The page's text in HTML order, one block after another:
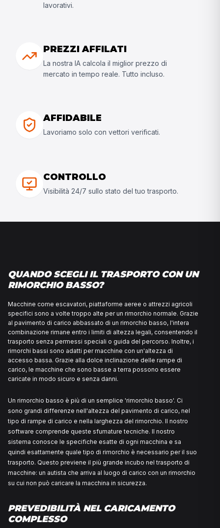
lavorativi.
PREZZI AFFILATI
La nostra IA calcola il miglior prezzo di
mercato in tempo reale. Tutto incluso.
AFFIDABILE
Lavoriamo solo con vettori verificati.
CONTROLLO
Visibilità 24/7 sullo stato del tuo trasporto.
QUANDO SCEGLI IL TRASPORTO
RIMORCHIO BASSO?